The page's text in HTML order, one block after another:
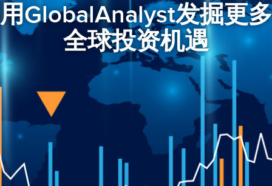
用GlobalAnalyst发掘更多
全球投资机遇